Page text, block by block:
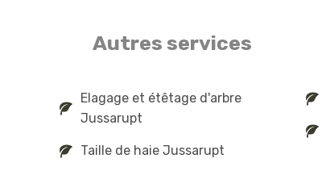
Autres services
Elagage et étêtage d'arbre
Jussarupt
Taille de haie Jussarupt